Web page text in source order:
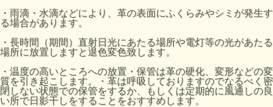
・雨滴・水滴などにより、革の表面にふくらみやシミが発生す
る場合があります。
・長時間（期間）直射日光にあたる場所や電灯等の光があたる
場所に放置しますと退色変色致します。
・温度の高いところへの放置・保管は革の硬化、変形などの変
質を引き起こします。・革は呼吸しておりますのでなるべく密
閉しない状態での保管をするか、もしくは定期的に風通しの良
い所で日影干しをすることをおすすめします。